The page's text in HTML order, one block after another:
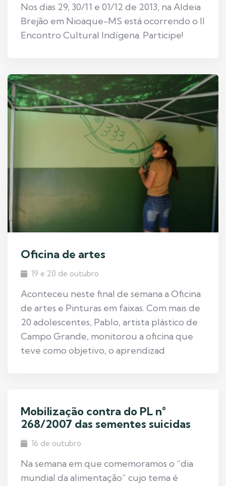
Nos dias 29, 30/11 e 01/12 de 2013, na Aldeia
Brejão em Nioaque-MS está ocorrendo o II
Encontro Cultural Indígena. Participe!
Oficina de artes
19 e 20 de outubro
Aconteceu neste final de semana a Oficina
de artes e Pinturas em faixas. Com mais de
20 adolescentes, Pablo, artista plástico de
Campo Grande, monitorou a oficina que
teve como objetivo, o aprendizad
Mobilização contra do PL n°
268/2007 das sementes suicidas
16 de outubro
Na semana em que comemoramos o “dia
mundial da alimentação” cujo tema é